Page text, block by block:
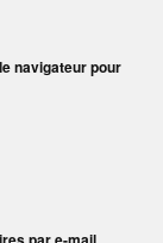
navigateur pour